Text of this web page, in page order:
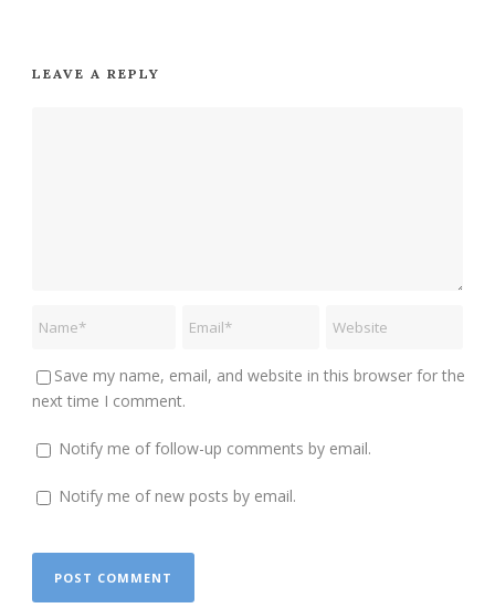
LEAVE A REPLY
Save my name, email, and website in this browser for the
next time I comment.
Notify me of follow-up comments by email.
Notify me of new posts by email.